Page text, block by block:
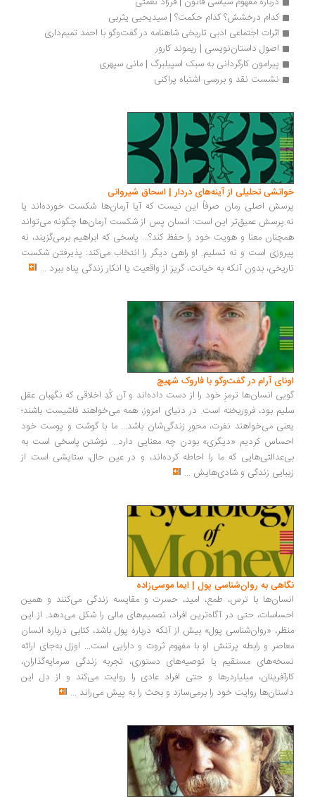
کدام درخشش؟ کدام حکمت؟ | سیدیحیی یثربی
اثرات اجتماعی ادبی تاریخی شاهنامه در گفت‌وگو با احمد تمیم‌داری
اصول داستان‌نویسی | ریموند کارور
پیرامون کارگردانی به سبک اسپیلبرگ | مانی سپهری
نشست نقد و بررسی اشتباه پراکنی
تحلیلی از آینه‌های دردار | اسحاق شیروانی
اصلی رمان صرفاً این نیست که آیا آرمان‌ها شکست خورده‌اند یا
عمیق‌تر این است: انسان پس از شکست آرمان‌ها چگونه می‌تواند
معنا و هویت خود را حفظ کند؟... پاسخی که ابراهیم برمی‌گزیند، نه
است و نه تسلیم. او راهی دیگر را انتخاب می‌کند: پذیرفتن شکست
بدون آنکه به خیانت، گریز از واقعیت یا انکار زندگی پناه ببرد...
آرام در گفت‌وگو با فاروک شهیچ‭
انسان‌ها ترمزِ خود را از دست داده‌اند و آن کُدِ اخلاقی که نگهبان عقل
بود، فروریخته است. در دنیای امروز، همه می‌خواهند فاشیست باشند؛
می‌خواهند نفرت، محورِ زندگی‌شان باشد... ما با گوشت و پوست خود
کردیم «دیگری» بودن چه معنایی دارد... نوشتن پاسخی است به
که ما را احاطه کرده‌اند، و در عین حال، ستایشی است از
زندگی و شادی‌هایش...
به روان‌شناسی پول | ایما موسی‌زاده
با ترس، طمع، امید، حسرت و مقایسه زندگی می‌کنند و همین
حتی در آگاه‌ترین افراد، تصمیم‌های مالی را شکل می‌دهد. از این
«روان‌شناسی پول» بیش از آنکه درباره پول باشد، کتابی درباره انسان
و رابطه پرتنش او با مفهوم ثروت و دارایی است... اوزل به‌جای ارائه
مستقیم یا توصیه‌های دستوری، تجربه زندگی سرمایه‌گذاران،
میلیاردرها و حتی افراد عادی را روایت می‌کند و از دل این
روایت خود را برمی‌سازد و بحث را به پیش می‌راند ...